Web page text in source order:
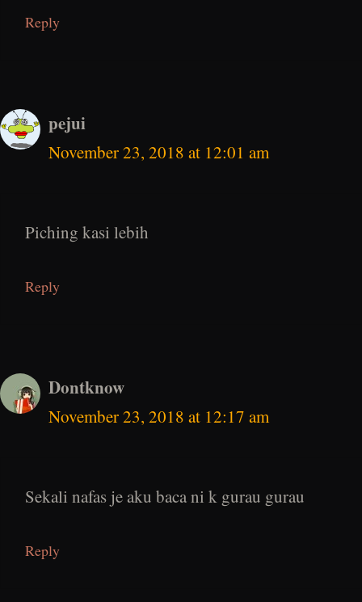
Reply
pejui
November 23, 2018 at 12:01 am
Piching kasi lebih
Reply
Dontknow
November 23, 2018 at 12:17 am
Sekali nafas je aku baca ni k gurau gurau
Reply